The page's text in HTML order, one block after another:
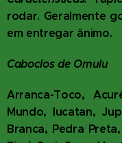
rodar. Geralmente
em entregar ânimo.
Caboclos de Omulu
Arranca-Toco,
Mundo, Iucatan,
Branca, Pedra